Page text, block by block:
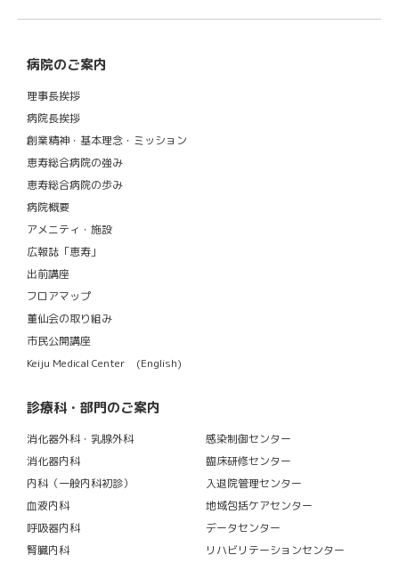
病院のご案内
理事長挨拶
病院長挨拶
創業精神・基本理念・ミッション
恵寿総合病院の強み
恵寿総合病院の歩み
病院概要
アメニティ・施設
広報誌「恵寿」
出前講座
フロアマップ
董仙会の取り組み
市民公開講座
Keiju Medical Center (English)
診療科・部門のご案内
消化器外科・乳腺外科
消化器内科
内科（一般内科初診）
血液内科
呼吸器内科
腎臓内科
感染制御センター
臨床研修センター
入退院管理センター
地域包括ケアセンター
データセンター
リハビリテーションセンター